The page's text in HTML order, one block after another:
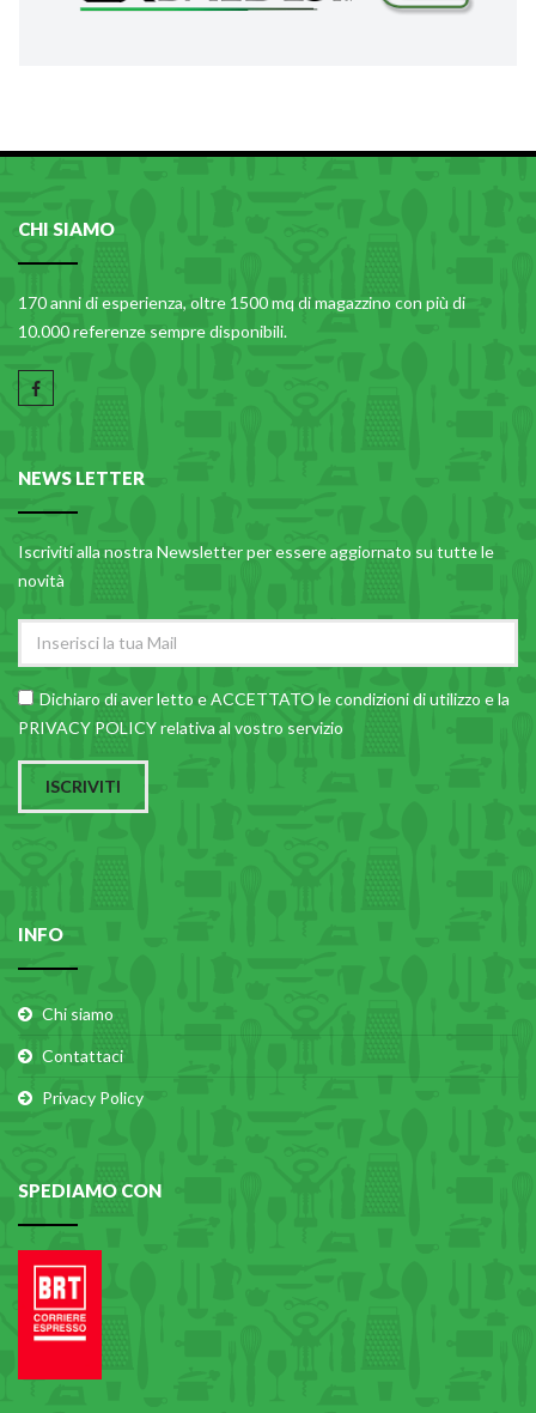
CHI SIAMO
170 anni di esperienza, oltre 1500 mq di magazzino con più di
10.000 referenze sempre disponibili.
NEWS LETTER
Iscriviti alla nostra Newsletter per essere aggiornato su tutte le
novità
Dichiaro di aver letto e ACCETTATO lecondizioni di utilizzo e la
PRIVACY POLICY relativa al vostro servizio
ISCRIVITI
INFO
Chi siamo
Contattaci
Privacy Policy
SPEDIAMO CON